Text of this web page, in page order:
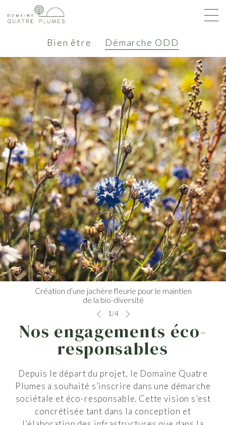
Bien être Démarche ODD
Création d’une jachère fleurie pour le maintien
de la bio-diversité
1/4
Nos engagements éco-
responsables
Depuis le départ du projet, le Domaine Quatre
Plumes a souhaité s’inscrire dans une démarche
sociétale et éco-responsable. Cette vision s’est
concrétisée tant dans la conception et